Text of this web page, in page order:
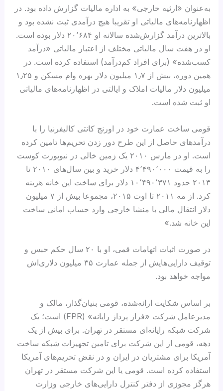
به‌عنوان «ارثیه خارجی» به اداره مالیات گزارش داده بود. در
اظهارنامه‌های مالیاتی او تقریبا هیچ درآمدی ثبت نشده بود و
بالاترین درآمد گزارش‌شده سالانه او ۲۰٬۶۸۴ دلار بوده است.
او در هفت سال مالیاتی مختلف از اعتبار مالیاتی «درآمد
کسب‌شده» (برای افراد کم‌درآمد) استفاده کرده است. در
همین دوره، بیش از ۱٫۷ میلیون دلار بهره وام مسکن و ۱٫۲۵
میلیون دلار مالیات املاک و ایالتی در اظهارنامه‌های مالیاتی
او ثبت شده است.
قومی ساخت عمارت خود در اورنج کانتی کالیفرنیا را با
درآمدهای حاصل از این طرح دور زدن تحریم‌ها تامین کرده
است. او در مارس ۲۰۱۰ یک زمین خالی در نیوپورت کوست
را به قیمت ۴٬۴۹۰٬۰۰۰ دلار خرید و بین سال‌های ۲۰۱۰ تا
۲۰۱۳ حدود ۱۰٬۴۹۰٬۳۷۱ دلار برای ساخت این خانه هزینه
کرد. از مه ۲۰۱۱ تا اوت ۲۰۱۵، مجموعا بیش از ۷ میلیون
دلار انتقال مالی با منشا خارجی وارد حساب امانی ساخت
این خانه شد.»
در صورت اثبات اتهامات قمی، او با ۲۰ سال حکم حبس و
توقیف دارایی‌هایش از جمله عمارت ۳۵‌ میلیون دلاری‌اش
مواجه خواهد بود.
بر اساس شکایت ارائه‌شده، قومی بنیان‌گذار، مالک و
مدیرعامل شرکت «فراز پرداز رایانه» (FPR) است؛ یک
شرکت شبکه رایانه‌ای مستقر در تهران. برای بیش از یک
دهه، قومی از این شرکت برای تامین تجهیزات شبکه ساخت
آمریکا برای مشتریان در ایران و در نقض تحریم‌های آمریکا
استفاده کرده است. قومی یا این شرکت مستقر در تهران
هرگز مجوزی از دفتر کنترل دارایی‌های خارجی وزارت